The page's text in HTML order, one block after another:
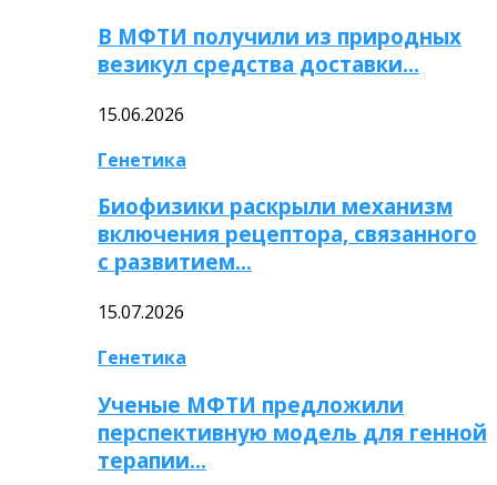
В МФТИ получили из природных
везикул средства доставки…
15.06.2026
Генетика
Биофизики раскрыли механизм
включения рецептора, связанного
с развитием…
15.07.2026
Генетика
Ученые МФТИ предложили
перспективную модель для генной
терапии…